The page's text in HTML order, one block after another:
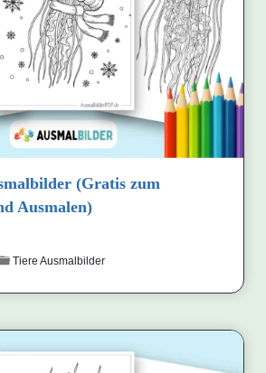
(Gratis zum
Ausmalen)
Tiere Ausmalbilder